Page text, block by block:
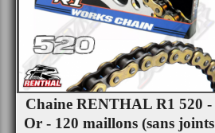
Chaine RENTHAL R1 520 -
Or - 120 maillons (sans joints
Aperçu rapide